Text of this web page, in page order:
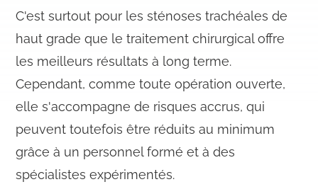
C'est surtout pour les sténoses trachéales de
haut grade que le traitement chirurgical offre
les meilleurs résultats à long terme.
Cependant, comme toute opération ouverte,
elle s'accompagne de risques accrus, qui
peuvent toutefois être réduits au minimum
grâce à un personnel formé et à des
spécialistes expérimentés.